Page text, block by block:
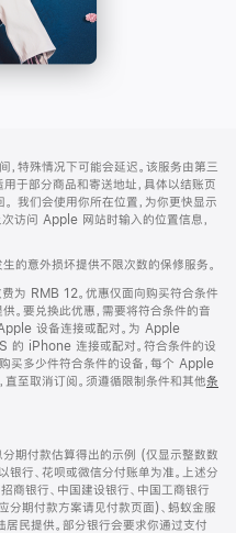
特殊情况下可能会延迟。该服务由第三
于部分商品和寄送地址，具体以结账页
我们会使用你所在位置，为你更快显示
访问 Apple 网站时输入的位置信息，
意外损坏提供不限次数的保修服务。
费为 RMB 12。优惠仅面向购买符合条件
要兑换此优惠，需要将符合条件的音
设备连接或配对。为 Apple
的 iPhone 连接或配对。符合条件的设
买多少件符合条件的设备，每个 Apple
直至取消订阅。须遵循限制条件和其他条
期付款估算得出的示例 (仅显示整数数
银行、花呗或微信分付账单为准。上述分
商银行、中国建设银行、中国工商银行
分期付款方案请见付款页面)、蚂蚁金服
民提供。部分银行会要求你通过支付